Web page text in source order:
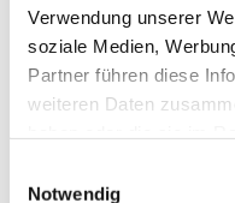
Verwendung unserer
soziale Medien,
Partner führen diese
weiteren Daten
Notwendig
Pfarrer